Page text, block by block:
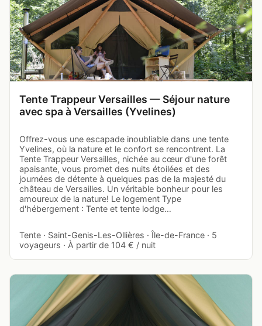
Tente Trappeur Versailles — Séjour nature
avec spa à Versailles (Yvelines)
Offrez-vous une escapade inoubliable dans une tente
Yvelines, où la nature et le confort se rencontrent. La
Tente Trappeur Versailles, nichée au cœur d'une forêt
apaisante, vous promet des nuits étoilées et des
journées de détente à quelques pas de la majesté du
château de Versailles. Un véritable bonheur pour les
amoureux de la nature! Le logement Type
d'hébergement : Tente et tente lodge…
Tente · Saint-Genis-Les-Ollières · Île-de-France · 5
voyageurs · À partir de 104 € / nuit